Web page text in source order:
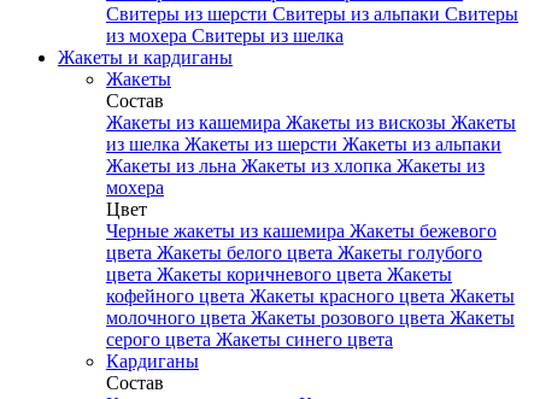
Свитеры из шерсти Свитеры из альпаки Свитеры
из мохера Свитеры из шелка
Жакеты и кардиганы
Жакеты
Состав
Жакеты из кашемира Жакеты из вискозы Жакеты
из шелка Жакеты из шерсти Жакеты из альпаки
Жакеты из льна Жакеты из хлопка Жакеты из
мохера
Цвет
Черные жакеты из кашемира Жакеты бежевого
цвета Жакеты белого цвета Жакеты голубого
цвета Жакеты коричневого цвета Жакеты
кофейного цвета Жакеты красного цвета Жакеты
молочного цвета Жакеты розового цвета Жакеты
серого цвета Жакеты синего цвета
Кардиганы
Состав